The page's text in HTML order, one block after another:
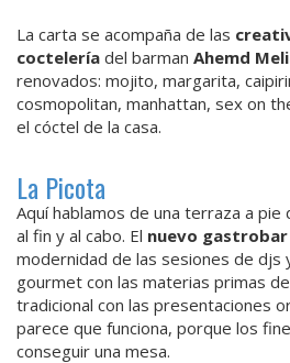
La carta se acompaña de las
coctelería del barman Ahemd
renovados: mojito, margarita,
cosmopolitan, manhattan, sex on
el cóctel de la casa.
La Picota
Aquí hablamos de una terraza a
al fin y al cabo. El nuevo
modernidad de las sesiones de djs
gourmet con las materias primas
tradicional con las presentaciones
parece que funciona, porque los
conseguir una mesa.